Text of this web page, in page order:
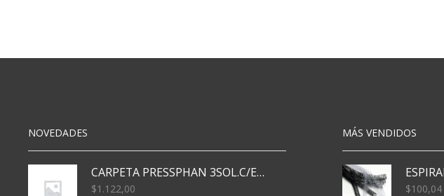
(3458)
cantidad
NOVEDADES
CARPETA PRESSPHAN 3SOL.C/ELAST MARRON A4 P01A
$1.122,00
MÁS VENDIDOS
$100,04